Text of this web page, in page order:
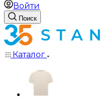
Войти
Поиск
Каталог